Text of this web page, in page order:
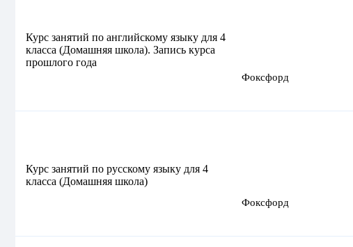
Курс занятий по английскому языку для 4
класса (Домашняя школа). Запись курса
прошлого года
Фоксфорд
Курс занятий по русскому языку для 4
класса (Домашняя школа)
Фоксфорд